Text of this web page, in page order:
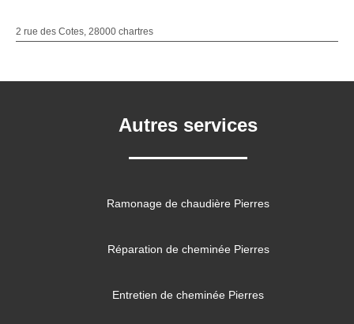
2 rue des Cotes, 28000 chartres
Autres services
Ramonage de chaudière Pierres
Réparation de cheminée Pierres
Entretien de cheminée Pierres